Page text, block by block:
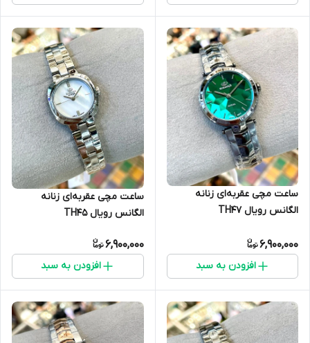
ساعت مچی عقربه‌ای زنانه
الگانس رویال TH47
6,900,000
افزودن به سبد
ساعت مچی عقربه‌ای زنانه
الگانس رویال TH45
6,900,000
افزودن به سبد